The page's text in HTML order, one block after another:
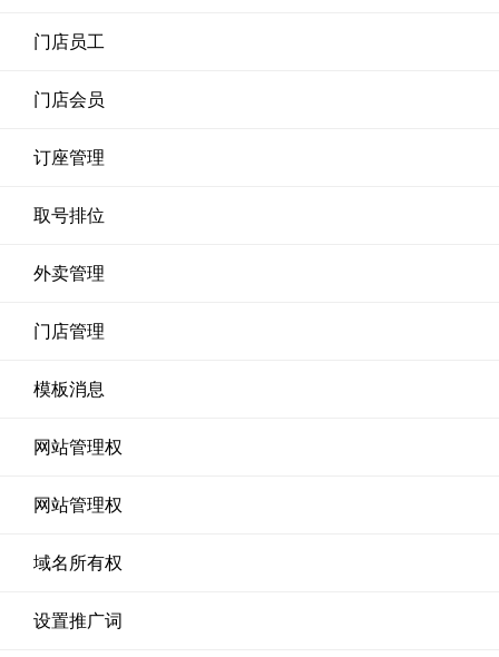
门店员工
门店会员
订座管理
取号排位
外卖管理
门店管理
模板消息
网站管理权
网站管理权
域名所有权
设置推广词